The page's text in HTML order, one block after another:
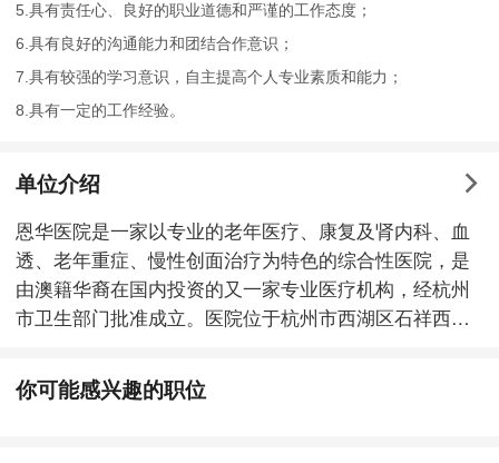
5.具有责任心、良好的职业道德和严谨的工作态度；
6.具有良好的沟通能力和团结合作意识；
7.具有较强的学习意识，自主提高个人专业素质和能力；
8.具有一定的工作经验。
单位介绍
恩华医院是一家以专业的老年医疗、康复及肾内科、血
透、老年重症、慢性创面治疗为特色的综合性医院，是
由澳籍华裔在国内投资的又一家专业医疗机构，经杭州
市卫生部门批准成立。医院位于杭州市西湖区石祥西路
设有床位500张，一期总投资达6000万元。 医院目前开
设有内科、外科、妇科、中医内科、针灸推拿科、康复
你可能感兴趣的职位